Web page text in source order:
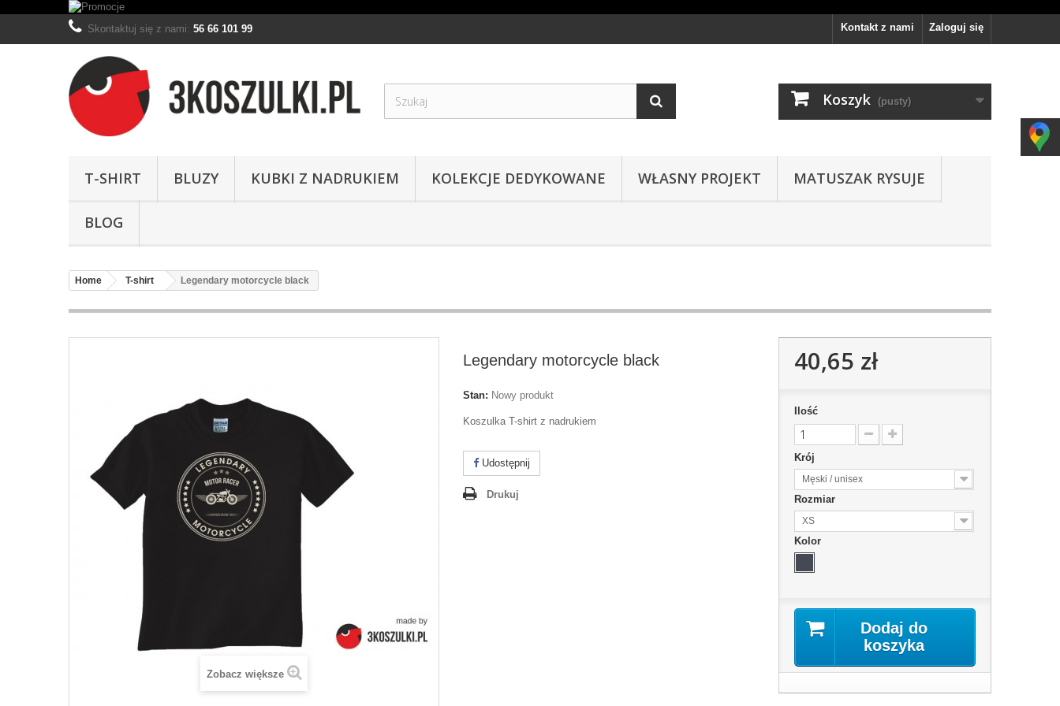
Zaloguj się
Kontakt z nami
Skontaktuj się z nami: 56 66 101 99
Koszyk (pusty)
T-SHIRT BLUZY KUBKI Z NADRUKIEM KOLEKCJE DEDYKOWANE WŁASNY PROJEKT MATUSZAK RYSUJE
BLOG
Home T-shirt Legendary motorcycle black
Zobacz większe
Legendary motorcycle black
Stan: Nowy produkt
Koszulka T-shirt z nadrukiem
Udostępnij
Drukuj
40,65 zł
Ilość
Krój
Męski / unisex
Rozmiar
XS
Kolor
Dodaj do
koszyka